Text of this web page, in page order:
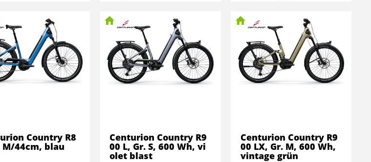
Country R8
M/44cm, blau
Centurion Country R9
00 L, Gr. S, 600 Wh, vi
olet blast
Centurion Country R9
00 LX, Gr. M, 600 Wh,
vintage grün